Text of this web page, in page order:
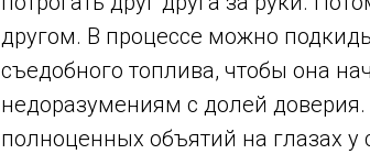
другом. В процессе можно
съедобного топлива, чтобы она
недоразумениям с долей
полноценных объятий на глазах